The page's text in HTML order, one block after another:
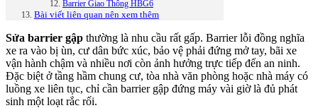
Barrier Giao Thông HBG6
Bài viết liên quan nên xem thêm
Sửa barrier gập thường là nhu cầu rất gấp. Barrier lỗi đồng nghĩa
xe ra vào bị ùn, cư dân bức xúc, bảo vệ phải đứng mở tay, bãi xe
vận hành chậm và nhiều nơi còn ảnh hưởng trực tiếp đến an ninh.
Đặc biệt ở tầng hầm chung cư, tòa nhà văn phòng hoặc nhà máy có
luồng xe liên tục, chỉ cần barrier gập đứng máy vài giờ là đủ phát
sinh một loạt rắc rối.